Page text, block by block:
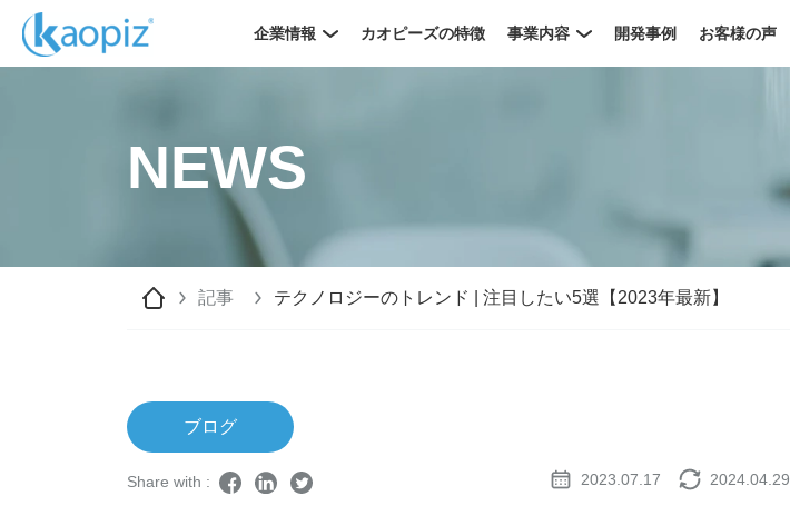
企業情報 カオピーズの特徴 事業内容 開発事例 お客様の声
NEWS
記事 テクノロジーのトレンド | 注目したい5選【2023年最新】
ブログ
Share with : 2023.07.17 2024.04.29